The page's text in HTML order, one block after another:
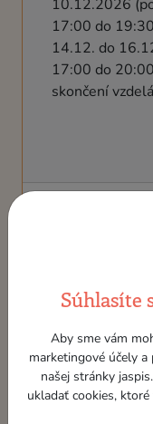
10.12.2026
17:00 do
14.12. do
17:00 do
skončení
Súhlasíte
Aby sme vám
marketingové účely a
našej stránky
ukladať cookies,